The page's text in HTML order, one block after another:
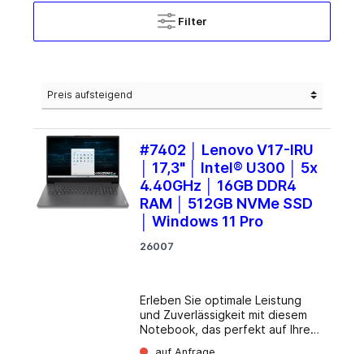
Filter
#7402 │ Lenovo V17-IRU
│ 17,3" │ Intel® U300 │ 5x
4.40GHz │ 16GB DDR4
RAM │ 512GB NVMe SSD
│ Windows 11 Pro
26007
Erleben Sie optimale Leistung
und Zuverlässigkeit mit diesem
Notebook, das perfekt auf Ihre